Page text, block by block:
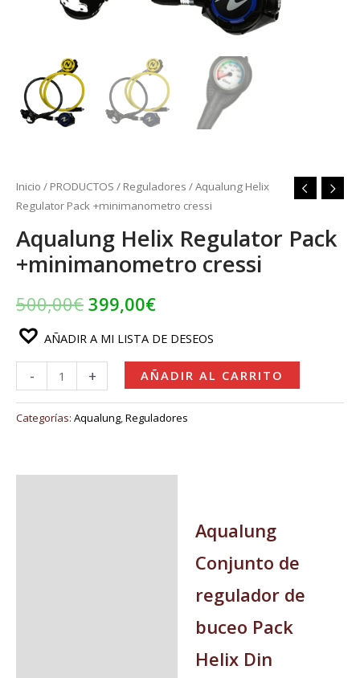
Inicio / PRODUCTOS / Reguladores / Aqualung Helix
Regulator Pack +minimanometro cressi
Aqualung Helix Regulator Pack
+minimanometro cressi
500,00€ 399,00€
AÑADIR A MI LISTA DE DESEOS
- + AÑADIR AL CARRITO
Categorías: Aqualung,Reguladores
Aqualung
Conjunto de
regulador de
buceo Pack
Helix Din